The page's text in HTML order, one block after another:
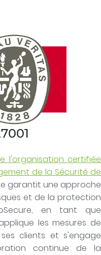
l'organisation certifiée
de la Sécurité de
garantit une approche
et de la protection
en tant que
les mesures de
clients et s'engage
continue de la